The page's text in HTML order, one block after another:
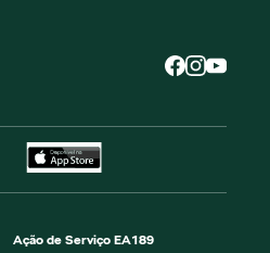
Ação de Serviço EA189